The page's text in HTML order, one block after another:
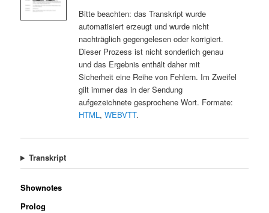
Bitte beachten: das Transkript wurde
automatisiert erzeugt und wurde nicht
nachträglich gegengelesen oder korrigiert.
Dieser Prozess ist nicht sonderlich genau
und das Ergebnis enthält daher mit
Sicherheit eine Reihe von Fehlern. Im Zweifel
gilt immer das in der Sendung
aufgezeichnete gesprochene Wort. Formate:
HTML, WEBVTT.
Transkript
Shownotes
Prolog